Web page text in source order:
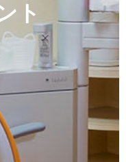
ト